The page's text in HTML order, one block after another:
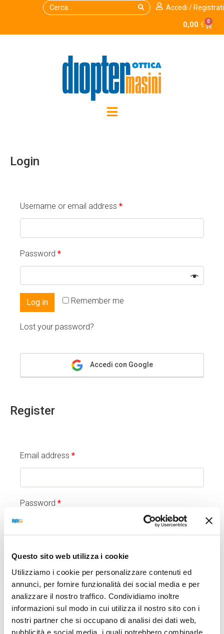
Questo sito web utilizza i cookie
Utilizziamo i cookie per personalizzare contenuti ed
annunci, per fornire funzionalità dei social media e per
analizzare il nostro traffico. Condividiamo inoltre
informazioni sul modo in cui utilizza il nostro sito con i
nostri partner che si occupano di analisi dei dati web,
pubblicità e social media, i quali potrebbero combinarle
Accedi / Registrati
0,00 € 0
Login
Username or email address *
Password *
Remember me
Log in
Lost your password?
Accedi con Google
Register
Email address *
Password *
e presto il consenso al trattamento dei dati
Register
Registrati con Google